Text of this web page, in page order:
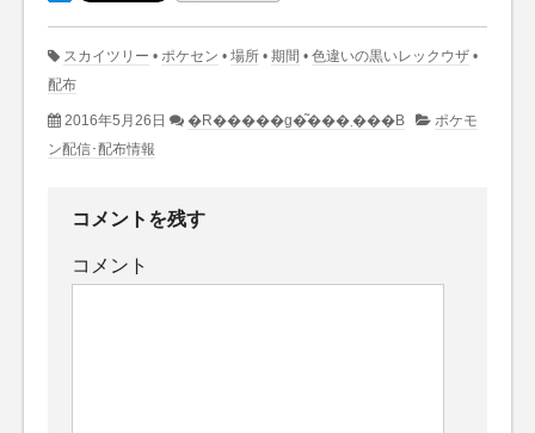
スカイツリー • ポケセン • 場所 • 期間 • 色違いの黒いレックウザ •
配布
2016年5月26日 �R�����g�͂���܂���B
ポケモ
ン配信･配布情報
コメントを残す
コメント